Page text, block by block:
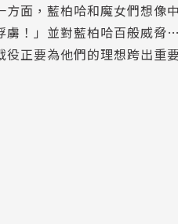
面，藍柏哈和魔女們想像
虜！」並對藍柏哈百般威
役正要為他們的理想跨出